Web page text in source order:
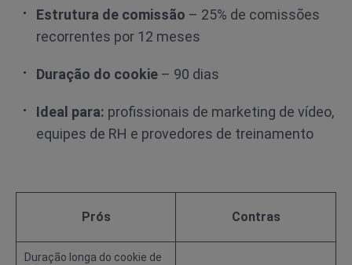
Estrutura de comissão – 25% de comissões
recorrentes por 12 meses
Duração do cookie – 90 dias
Ideal para: profissionais de marketing de vídeo,
equipes de RH e provedores de treinamento
Prós Contras
Duração longa do cookie de